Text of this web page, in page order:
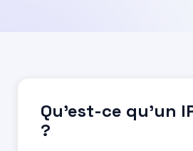
Qu'est-ce qu'un
?